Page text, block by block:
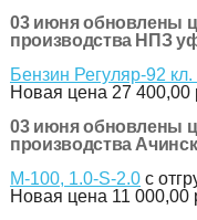
03 июня обновлены
производства НПЗ
Бензин Регуляр-92 кл.
Новая цена 27 400,00
03 июня обновлены
производства
М-100, 1.0-S-2.0 с
Новая цена 11 000,00